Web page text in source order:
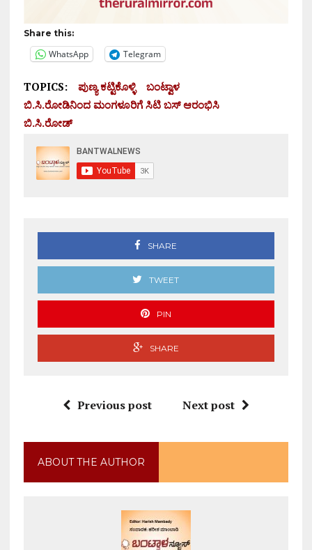
Share this:
WhatsApp Telegram
TOPICS: ಪುಣ್ಯ ಕಟ್ಟಿಕೊಳ್ಳಿ
ಬಂಟ್ವಾಳ
ಬಿ.ಸಿ.ರೋಡಿನಿಂದ ಮಂಗಳೂರಿಗೆ ಸಿಟಿ ಬಸ್ ಆರಂಭಿಸಿ
ಬಿ.ಸಿ.ರೋಡ್
SHARE
TWEET
PIN
SHARE
Previous post Next post
ABOUT THE AUTHOR